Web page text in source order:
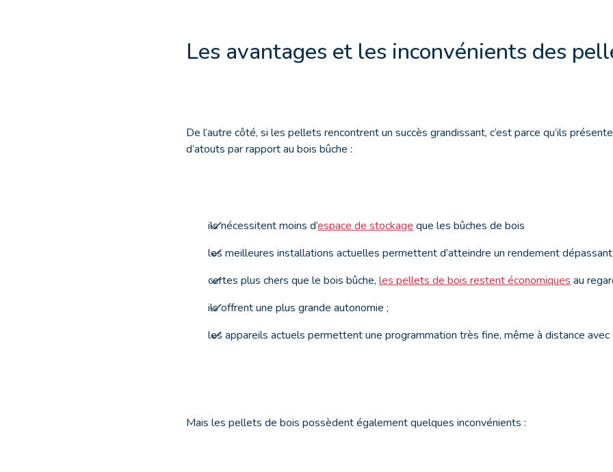
Les avantages et les inconvénients des
De l’autre côté, si les pellets rencontrent un succès grandissant, c’est parce qu’ils
d’atouts par rapport au bois bûche :
ils nécessitent moins d’espace de stockage que les bûches de bois
les meilleures installations actuelles permettent d’atteindre un rendement
certes plus chers que le bois bûche, les pellets de bois restent économiques au
ils offrent une plus grande autonomie ;
les appareils actuels permettent une programmation très fine, même à distance avec
Mais les pellets de bois possèdent également quelques inconvénients :